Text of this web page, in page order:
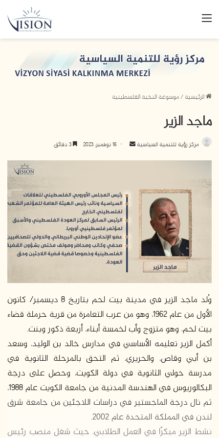
القائمة
الرئيسية/موسوعة النخبة الفلسطينية
ماجد الزير
مركز رؤية للتنمية السياسية
أرسل 16 نوفمبر، 2023
وُلد ماجد الزير في مدينة بيت لحم بتاريخ 8 ديسمبر/ كانون
الأول من عام 1962، وهو من عرب التعامرة من قرية حرملة قضاء
بيت لحم، وهو متزوج وأب لخمسة أبناء، أربعة ذكور وبنت.
أكمل الزير تعليمه الأساسي في مدارس خالد بن الوليد، وسعد
بن أبي وقاص، والحريري، ثم التحق بالمرحلة الثانوية في
مدرسة حولي الثانوية في دولة الكويت، وحصل على درجة
البكالوريوس في الهندسة المدنية من جامعة الكويت عام 1988،
ثم نال درجة الماجستير في دراسات اللاجئين من جامعة شرق
لندن في المملكة المتحدة عام 2002.
نشط الزير مبكرًا في العمل الطلابي، حيث شغل منصب رئيس